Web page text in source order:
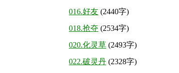
016.好友 (2440字)
018.抢夺 (2534字)
020.化灵草 (2493字)
022.破灵丹 (2328字)